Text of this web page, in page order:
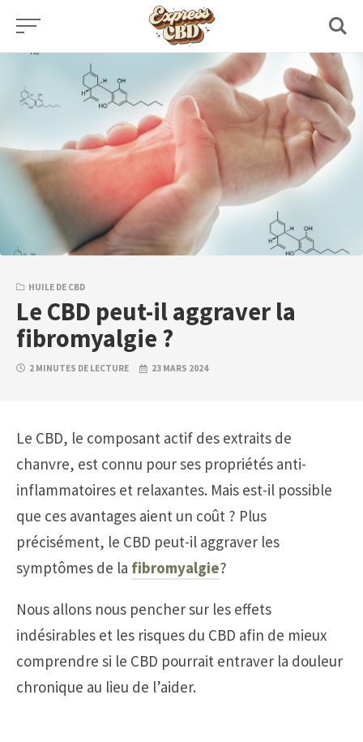
Skip
HUILE DE CBD
Le CBD peut-il aggraver la
fibromyalgie ?
2 MINUTES DE LECTURE 23 MARS 2024
Le CBD, le composant actif des extraits de
chanvre, est connu pour ses propriétés anti-
inflammatoires et relaxantes. Mais est-il possible
que ces avantages aient un coût ? Plus
précisément, le CBD peut-il aggraver les
symptômes de la fibromyalgie?
Nous allons nous pencher sur les effets
indésirables et les risques du CBD afin de mieux
comprendre si le CBD pourrait entraver la douleur
chronique au lieu de l’aider.